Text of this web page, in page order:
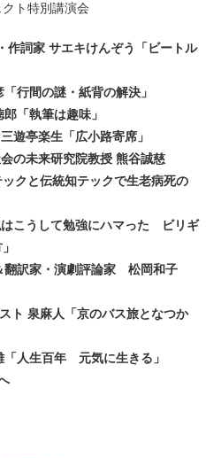
ト特別講演会
詞家 サエキけんぞう「ビートル
行間の謎・紙背の解決」
「執筆は趣味」
亭楽生「広小路寄席」
未来研究院教授 熊谷誠慈
ックと伝統知テックで生老病死の
こうして勉強にハマった ビリギ
訳家・演劇評論家 松岡和子
ト 泉麻人「京のバス旅となつか
人生百年 元気に生きる」